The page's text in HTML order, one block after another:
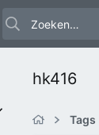
hk416
Tags